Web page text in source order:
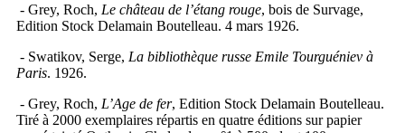
- Grey, Roch, Le château de l’étang rouge, bois de Survage,
Edition Stock Delamain Boutelleau. 4 mars 1926.
- Swatikov, Serge, La bibliothèque russe Emile Tourguéniev à
Paris. 1926.
- Grey, Roch, L’Age de fer, Edition Stock Delamain Boutelleau.
Tiré à 2000 exemplaires répartis en quatre éditions sur papier